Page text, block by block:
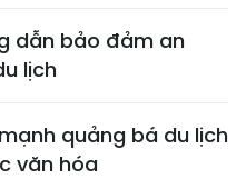
dẫn bảo đảm an
lịch
quảng bá du lịch
văn hóa